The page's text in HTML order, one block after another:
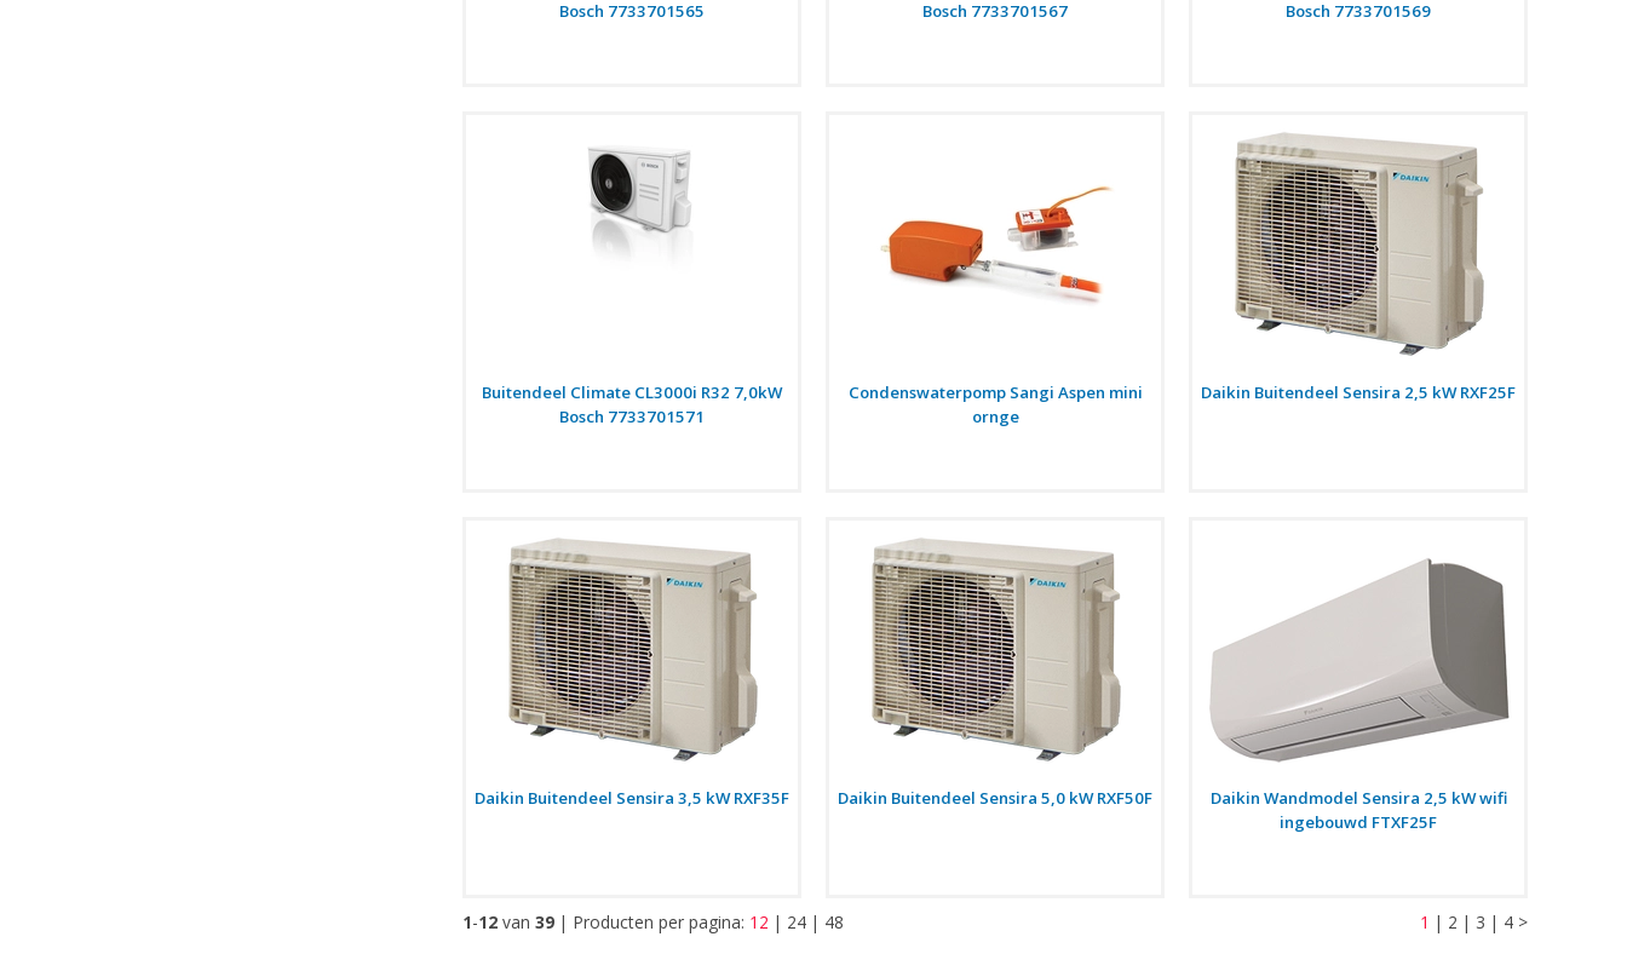
Bosch 7733701565
Bosch 7733701567
Bosch 7733701569
Buitendeel Climate CL3000i R32 7,0kW
Bosch 7733701571
Condenswaterpomp Sangi Aspen mini
ornge
Daikin Buitendeel Sensira 2,5 kW RXF25F
Daikin Buitendeel Sensira 3,5 kW RXF35F Daikin Buitendeel Sensira 5,0 kW RXF50F
Daikin Wandmodel Sensira 2,5 kW wifi
ingebouwd FTXF25F
1-12 van 39 | Producten per pagina: 12 | 24 | 48 1 | 2 | 3 | 4 >